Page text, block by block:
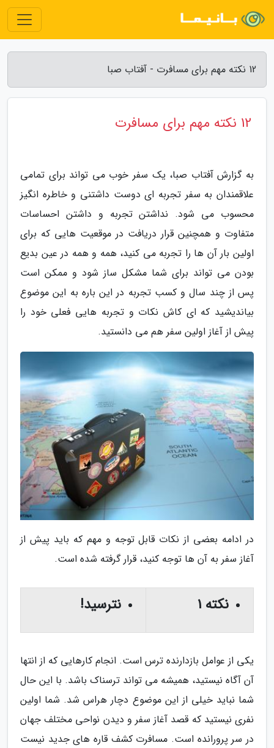
12 نکته مهم برای مسافرت - آفتاب صبا
12 نکته مهم برای مسافرت
به گزارش آفتاب صبا، یک سفر خوب می تواند برای تمامی
علاقمندان به سفر تجربه ای دوست داشتنی و خاطره انگیز
محسوب می شود. نداشتن تجربه و داشتن احساسات
متفاوت و همچنین قرار دریافت در موقعیت هایی که برای
اولین بار آن ها را تجربه می کنید، همه و همه در عین بدیع
بودن می تواند برای شما مشکل ساز شود و ممکن است
پس از چند سال و کسب تجربه در این باره به این موضوع
بیاندیشید که ای کاش نکات و تجربه هایی فعلی خود را
پیش از آغاز اولین سفر هم می دانستید.
در ادامه بعضی از نکات قابل توجه و مهم که باید پیش از
آغاز سفر به آن ها توجه کنید، قرار گرفته شده است.
نکته 1 نترسید!
یکی از عوامل بازدارنده ترس است. انجام کارهایی که از انتها
آن آگاه نیستید، همیشه می تواند ترسناک باشد. با این حال
شما نباید خیلی از این موضوع دچار هراس شد. شما اولین
نفری نیستید که قصد آغاز سفر و دیدن نواحی مختلف جهان
در سر پرورانده است. مسافرت کشف قاره های جدید نیست